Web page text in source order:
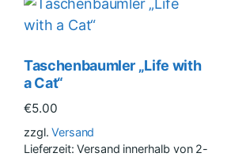
Taschenbaumler „Life with
a Cat“
€5.00
zzgl.Versand
Lieferzeit: Versand innerhalb von 2-